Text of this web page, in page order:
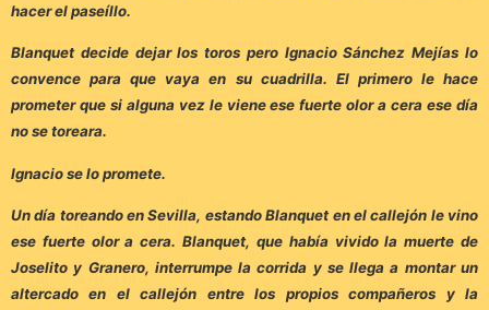
hacer el paseíllo.
Blanquet decide dejar los toros pero Ignacio Sánchez Mejías lo
convence para que vaya en su cuadrilla. El primero le hace
prometer que si alguna vez le viene ese fuerte olor a cera ese día
no se toreara.
Ignacio se lo promete.
Un día toreando en Sevilla, estando Blanquet en el callejón le vino
ese fuerte olor a cera. Blanquet, que había vivido la muerte de
Joselito y Granero, interrumpe la corrida y se llega a montar un
altercado en el callejón entre los propios compañeros y la